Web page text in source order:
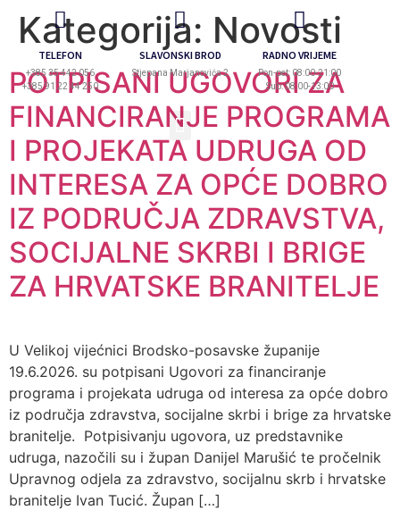
TELEFON
+385 35 442 056
+385 91 22 44 250
SLAVONSKI BROD
Stjepana Marjanovića 2
RADNO VRIJEME
Pon-pet: 08:00-21:00
Sub: 08:00-13:00
Kategorija: Novosti
POTPISANI UGOVORI ZA
FINANCIRANJE PROGRAMA
I PROJEKATA UDRUGA OD
INTERESA ZA OPĆE DOBRO
IZ PODRUČJA ZDRAVSTVA,
SOCIJALNE SKRBI I BRIGE
ZA HRVATSKE BRANITELJE
U Velikoj vijećnici Brodsko-posavske županije
19.6.2026. su potpisani Ugovori za financiranje
programa i projekata udruga od interesa za opće dobro
iz područja zdravstva, socijalne skrbi i brige za hrvatske
branitelje. Potpisivanju ugovora, uz predstavnike
udruga, nazočili su i župan Danijel Marušić te pročelnik
Upravnog odjela za zdravstvo, socijalnu skrb i hrvatske
branitelje Ivan Tucić. Župan […]